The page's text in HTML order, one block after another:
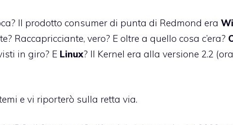
Il prodotto consumer di punta di Redmond era
Raccapricciante, vero? E oltre a quello cosa c’era?
in giro? E Linux? Il Kernel era alla versione 2.2
e vi riporterò sulla retta via.